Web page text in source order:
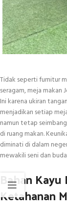
Tidak seperti furnitur
seragam, meja
Ini karena ukiran
menjadikan setiap
namun tetap
di ruang makan.
diminati di dalam
mewakili seni dan
Bahan
Ketahanan